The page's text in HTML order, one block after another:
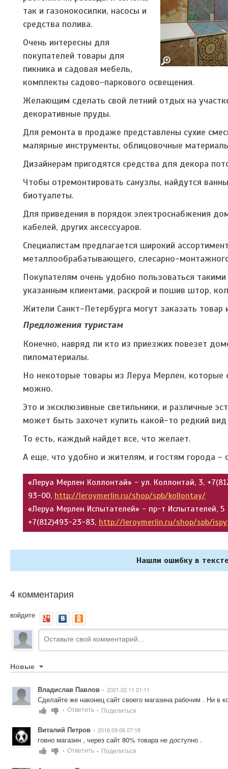
так и газонокосилки, насосы и
средства полива.
Очень интересны для
покупателей товары для
пикника и садовая мебель,
комплекты садово-паркового освещения.
Желающим сделать свой летний отдых на
декоративные пруды.
Для ремонта в продаже представлены сухие
малярные инструменты, облицовочные
Дизайнерам пригодятся средства для декора
Чтобы отремонтировать санузлы, найдутся
биотуалеты.
Для приведения в порядок электроснабжения
кабелей, других аксессуаров.
Специалистам предлагается широкий
металлообрабатывающего, слесарно-
Покупателям очень удобно пользоваться
указанным клиентами, раскрой и пошив штор,
Жители Санкт-Петербурга могут заказать товар
Предложения туристам
Конечно, навряд ли кто из приезжих повезет
пиломатериалы.
Но некоторые товары из Леруа Мерлен, которые
можно.
Это и эксклюзивные светильники, и различные
может быть захочет купить какой-то редкий вид
То есть, каждый найдет все, что желает.
А еще, что удобно и жителям, и гостям города
«Леруа Мерлен Коллонтай» - ул. Коллонтай, 3,
93-00, http://leroymerlin.ru/shop/spb/kollontay/
«Леруа Мерлен Испытателей» - пр-т Испытателей, 5
+7(812)493-23-83, http://leroymerlin.ru/shop/spb/
Нашли ошибку в
4 комментария
войдите
Новые
Владислав Павлов • 2021.02.11 21:11
Сделайте же наконец сайт своего магазина рабочим . Ни в
• Ответить • Поделиться
Виталий Петров • 2016.09.06 07:18
говно магазин , через сайт 80% товара не доступно .
• Ответить • Поделиться